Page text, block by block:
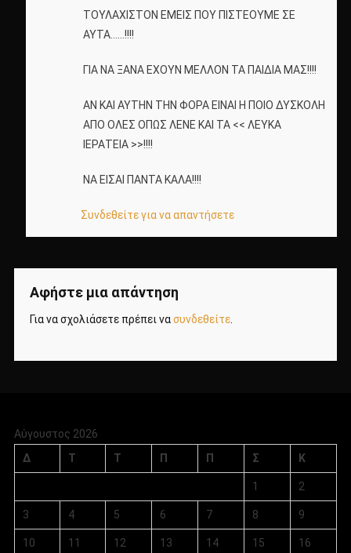
ΤΟΥΛΑΧΙΣΤΟΝ ΕΜΕΙΣ ΠΟΥ ΠΙΣΤΕΟΥΜΕ ΣΕ
ΑΥΤΑ……!!!!
ΓΙΑ ΝΑ ΞΑΝΑ ΕΧΟΥΝ ΜΕΛΛΟΝ ΤΑ ΠΑΙΔΙΑ ΜΑΣ!!!!
ΑΝ ΚΑΙ ΑΥΤΗΝ ΤΗΝ ΦΟΡΑ ΕΙΝΑΙ Η ΠΟΙΟ ΔΥΣΚΟΛΗ
ΑΠΟ ΟΛΕΣ ΟΠΩΣ ΛΕΝΕ ΚΑΙ ΤΑ << ΛΕΥΚΑ
ΙΕΡΑΤΕΙΑ >>!!!!
ΝΑ ΕΙΣΑΙ ΠΑΝΤΑ ΚΑΛΑ!!!!
Συνδεθείτε για να απαντήσετε
Αφήστε μια απάντηση
Για να σχολιάσετε πρέπει νασυνδεθείτε.
Αύγουστος 2026
Δ
Τ Τ Π Π Σ Κ
1 2
3 4 5 6 7 8 9
10 11 12 13 14 15 16